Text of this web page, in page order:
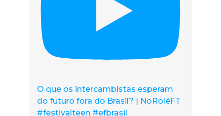
O que os intercambistas esperam
do futuro fora do Brasil? | NoRolêFT
#festivalteen #efbrasil